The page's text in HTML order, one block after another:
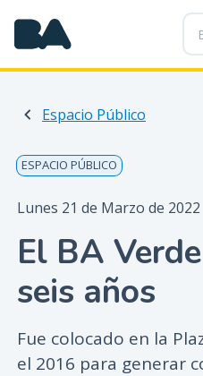
Espacio Público
ESPACIO PÚBLICO
Lunes 21 de Marzo de 2022
El BA
seis años
Fue colocado en la
el 2016 para generar